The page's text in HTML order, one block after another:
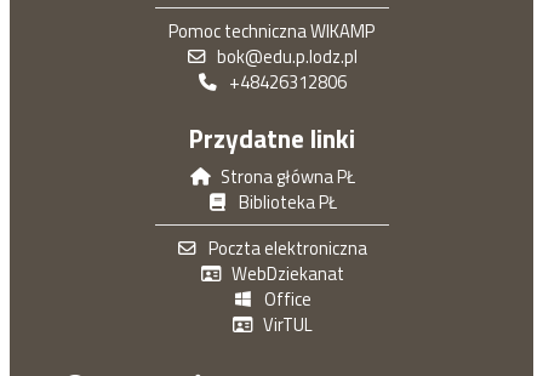
Pomoc techniczna WIKAMP
bok@edu.p.lodz.pl
+48426312806
Przydatne linki
Strona główna PŁ
Biblioteka PŁ
Poczta elektroniczna
WebDziekanat
Office
VirTUL